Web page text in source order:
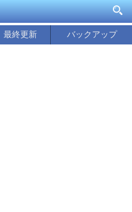
最終更新 バックアップ